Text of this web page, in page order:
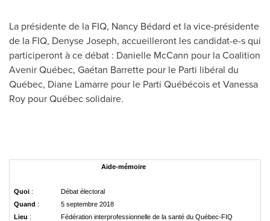
La présidente de la FIQ, Nancy Bédard et la vice-présidente
de la FIQ, Denyse Joseph, accueilleront les candidat-e-s qui
participeront à ce débat : Danielle McCann pour la Coalition
Avenir Québec, Gaétan Barrette pour le Parti libéral du
Québec, Diane Lamarre pour le Parti Québécois etVanessa
Roy pour Québec solidaire.
Aide-mémoire
Quoi :
Débat électoral
Quand :
5 septembre 2018
Lieu :
Fédération interprofessionnelle de la santé du Québec-FIQ